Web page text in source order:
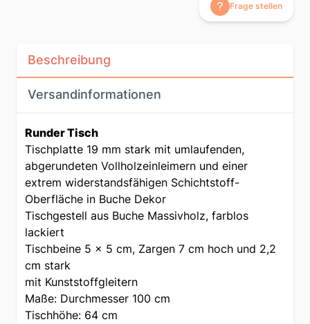
Frage stellen
Beschreibung
Versandinformationen
Runder Tisch
Tischplatte 19 mm stark mit umlaufenden,
abgerundeten Vollholzeinleimern und einer
extrem widerstandsfähigen Schichtstoff-
Oberfläche in Buche Dekor
Tischgestell aus Buche Massivholz, farblos
lackiert
Tischbeine 5 x 5 cm, Zargen 7 cm hoch und 2,2
cm stark
mit Kunststoffgleitern
Maße: Durchmesser 100 cm
Tischhöhe: 64 cm